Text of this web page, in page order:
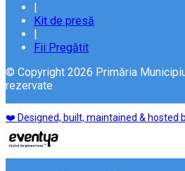
|
Kit de presă
|
Fii Pregătit
© Copyright 2026 Primăria
rezervate
❤️ Designed, built, maintained & hosted